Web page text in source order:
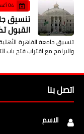
04 أغسطس 2026
القبول
والبرامج مع اقتراب فتح باب
اتصل بنا
الاسم